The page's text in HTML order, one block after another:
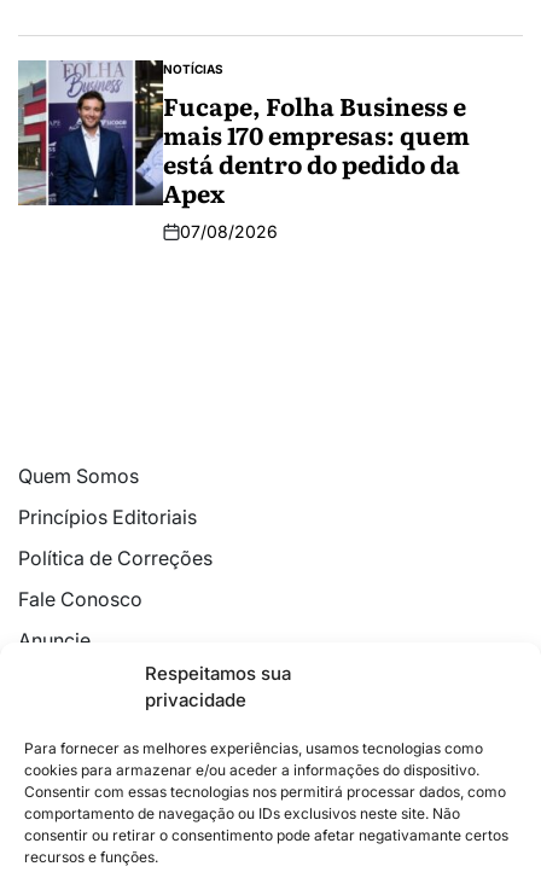
Respeitamos sua
privacidade
Para fornecer as melhores experiências, usamos tecnologias como
cookies para armazenar e/ou aceder a informações do dispositivo.
Consentir com essas tecnologias nos permitirá processar dados, como
comportamento de navegação ou IDs exclusivos neste site. Não
consentir ou retirar o consentimento pode afetar negativamante certos
recursos e funções.
NOTÍCIAS
Fucape, Folha Business e
mais 170 empresas: quem
está dentro do pedido da
Apex
07/08/2026
Quem Somos
Princípios Editoriais
Política de Correções
Fale Conosco
Anuncie
Política de Cookies